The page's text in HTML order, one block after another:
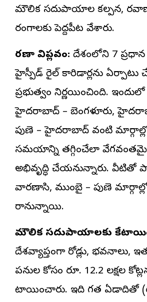
మౌలిక సదుపాయాల కల్పన,
రంగాలకు పెద్దపీట వేశారు.
రవాణా విప్లవం: దేశంలోని 7
హైస్పీడ్ రైల్ కారిడార్లను
ప్రభుత్వం నిర్ణయించింది.
హైదరాబాద్ – బెంగళూరు,
పుణె – హైదరాబాద్ వంటి
సమయాన్ని తగ్గించేలా
అభివృద్ధి చేయనున్నారు. వీటితో
వారణాసి, ముంబై – పుణె
రానున్నాయి.
మౌలిక సదుపాయాలకు
దేశవ్యాప్తంగా రోడ్లు, భవనాలు,
పనుల కోసం రూ. 12.2 లక్షల
కేటాయించారు. ఇది గత ఏడాదితో